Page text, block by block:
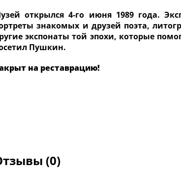
открылся 4-го июня 1989 года.
знакомых и друзей поэта,
экспонаты той эпохи, которые
Пушкин.
на реставрацию!
(0)